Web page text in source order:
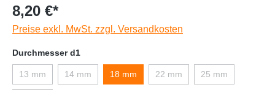
8,20 €*
Preise exkl. MwSt. zzgl. Versandkosten
Durchmesser d1
13 mm 14 mm 18 mm 22 mm 25 mm